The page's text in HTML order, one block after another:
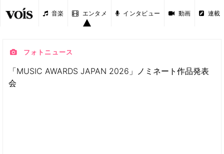
音楽 エンタメ インタビュー 動画 連載
フォトニュース
「MUSIC AWARDS JAPAN 2026」ノミネート作品発表
会